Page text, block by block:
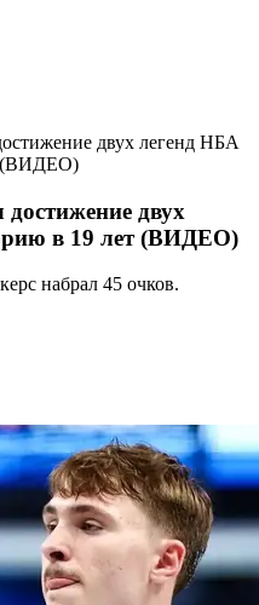
двух легенд НБА
(ВИДЕО)
двух
в 19 лет (ВИДЕО)
набрал 45 очков.